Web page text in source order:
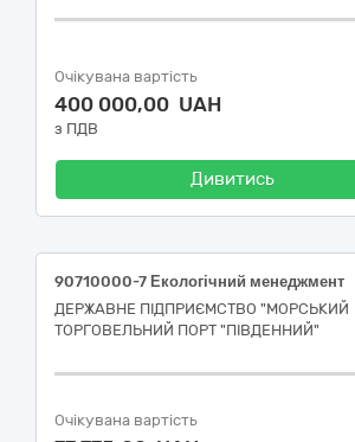
Очікувана вартість
400 000,00 UAH
з ПДВ
Дивитись
90710000-7 Екологічний менеджмент
ДЕРЖАВНЕ ПІДПРИЄМСТВО "МОРСЬКИЙ
ТОРГОВЕЛЬНИЙ ПОРТ "ПІВДЕННИЙ"
Очікувана вартість